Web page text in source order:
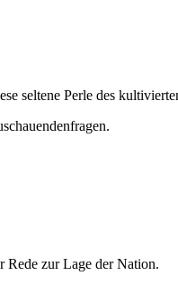
seltene Perle des
Rede zur Lage der Nation.